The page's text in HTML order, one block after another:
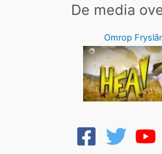
De media
Omrop